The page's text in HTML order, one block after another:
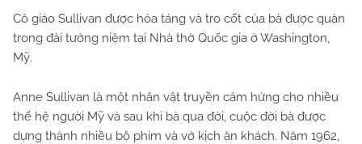
Cô giáo Sullivan được hỏa táng và tro cốt của bà được quàn
trong đài tưởng niệm tại Nhà thờ Quốc gia ở Washington,
Mỹ.
Anne Sullivan là một nhân vật truyền cảm hứng cho nhiều
thế hệ người Mỹ và sau khi bà qua đời, cuộc đời bà được
dựng thành nhiều bộ phim và vở kịch ăn khách. Năm 1962,